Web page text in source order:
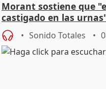
Morant sostiene que
castigado en las
cambio"
Sonido Totales